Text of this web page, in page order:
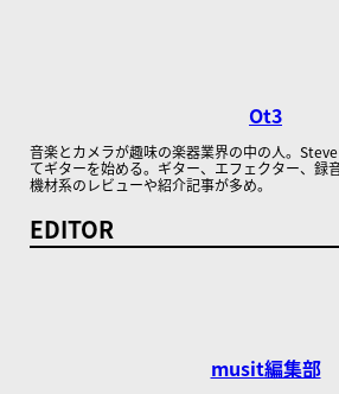
Ot3
音楽とカメラが趣味の楽器業界の中の人。
てギターを始める。ギター、エフェクター、録
機材系のレビューや紹介記事が多め。
EDITOR
musit編集部